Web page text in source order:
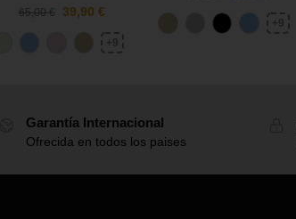
65,00€ 39,90 €
Garantía Internacional
Ofrecida en todos los paises